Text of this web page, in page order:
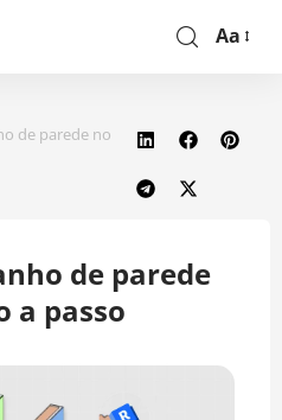
Aa
de parede no
de parede
a passo